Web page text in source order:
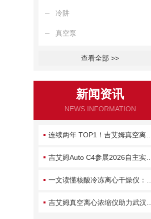
冷阱
真空泵
查看全部 >>
新闻资讯
NEWS INFORMATION